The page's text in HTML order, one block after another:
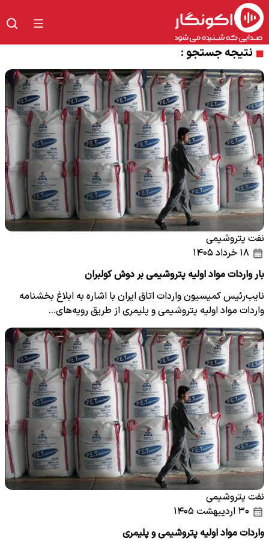
نتیجه جستجو :
نفت پتروشیمی
بار واردات مواد اولیه پتروشیمی بر دوش کولبران
نایب‌رئیس کمیسیون واردات اتاق ایران با اشاره به ابلاغ بخشنامه
واردات مواد اولیه پتروشیمی و پلیمری از طریق رویه‌های…
نفت پتروشیمی
واردات مواد اولیه پتروشیمی و پلیمری